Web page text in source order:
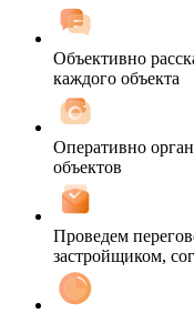
Объективно
каждого объекта
Оперативно
объектов
Проведем
застройщиком,